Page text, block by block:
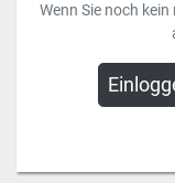
Wenn Sie noch